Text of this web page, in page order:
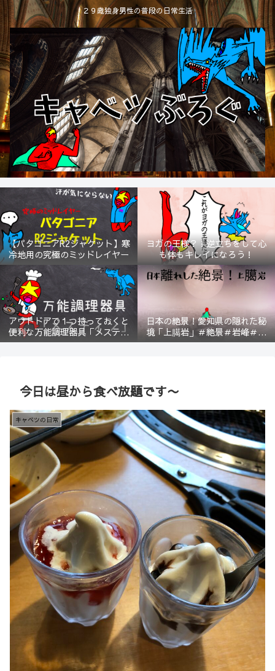
２９歳独身男性の普段の日常生活
【パタゴニアR2ジャケット】寒
冷地用の究極のミッドレイヤー
ヨガの王様？！逆立ちをして心
も体もキレイになろう！
アウトドアで１つ持っておくと
便利な万能調理器具「メスティ
ン」＃登山＃BBQ
日本の絶景！愛知県の隠れた秘
境「上臈岩」＃絶景＃岩峰＃新
城＃スリル＃宇連山
今日は昼から食べ放題です〜
キャベツの日常